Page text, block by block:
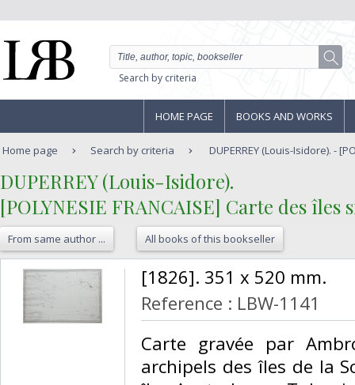
Search by criteria
HOME PAGE BOOKS AND WORKS
Home page Search by criteria DUPERREY (Louis-Isidore). -
‎DUPERREY (Louis-Isidore).‎
‎[POLYNESIE FRANCAISE] Carte des îles
From same author ... All books of this bookseller
‎[1826]. 351 x 520 mm.‎
Reference : LBW-1141
‎Carte gravée par
archipels des îles de la